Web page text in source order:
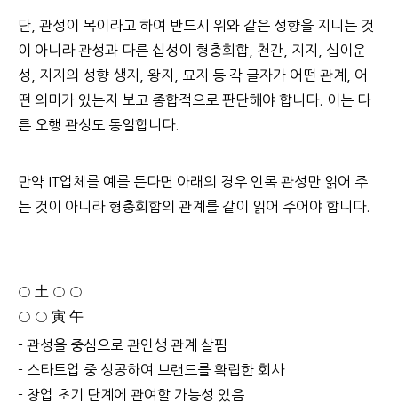
단, 관성이 목이라고 하여 반드시 위와 같은 성향을 지니는 것
이 아니라 관성과 다른 십성이 형충회합, 천간, 지지, 십이운
성, 지지의 성향 생지, 왕지, 묘지 등 각 글자가 어떤 관계, 어
떤 의미가 있는지 보고 종합적으로 판단해야 합니다. 이는 다
른 오행 관성도 동일합니다.
만약 IT업체를 예를 든다면 아래의 경우 인목 관성만 읽어 주
는 것이 아니라 형충회합의 관계를 같이 읽어 주어야 합니다.
○ 土 ○ ○
○ ○ 寅 午
- 관성을 중심으로 관인생 관계 살핌
- 스타트업 중 성공하여 브랜드를 확립한 회사
- 창업 초기 단계에 관여할 가능성 있음